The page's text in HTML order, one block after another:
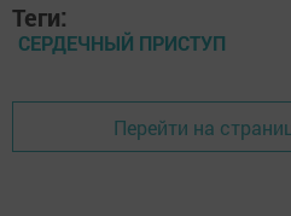
Теги:
СЕРДЕЧНЫЙ ПРИСТУП
Перейти на